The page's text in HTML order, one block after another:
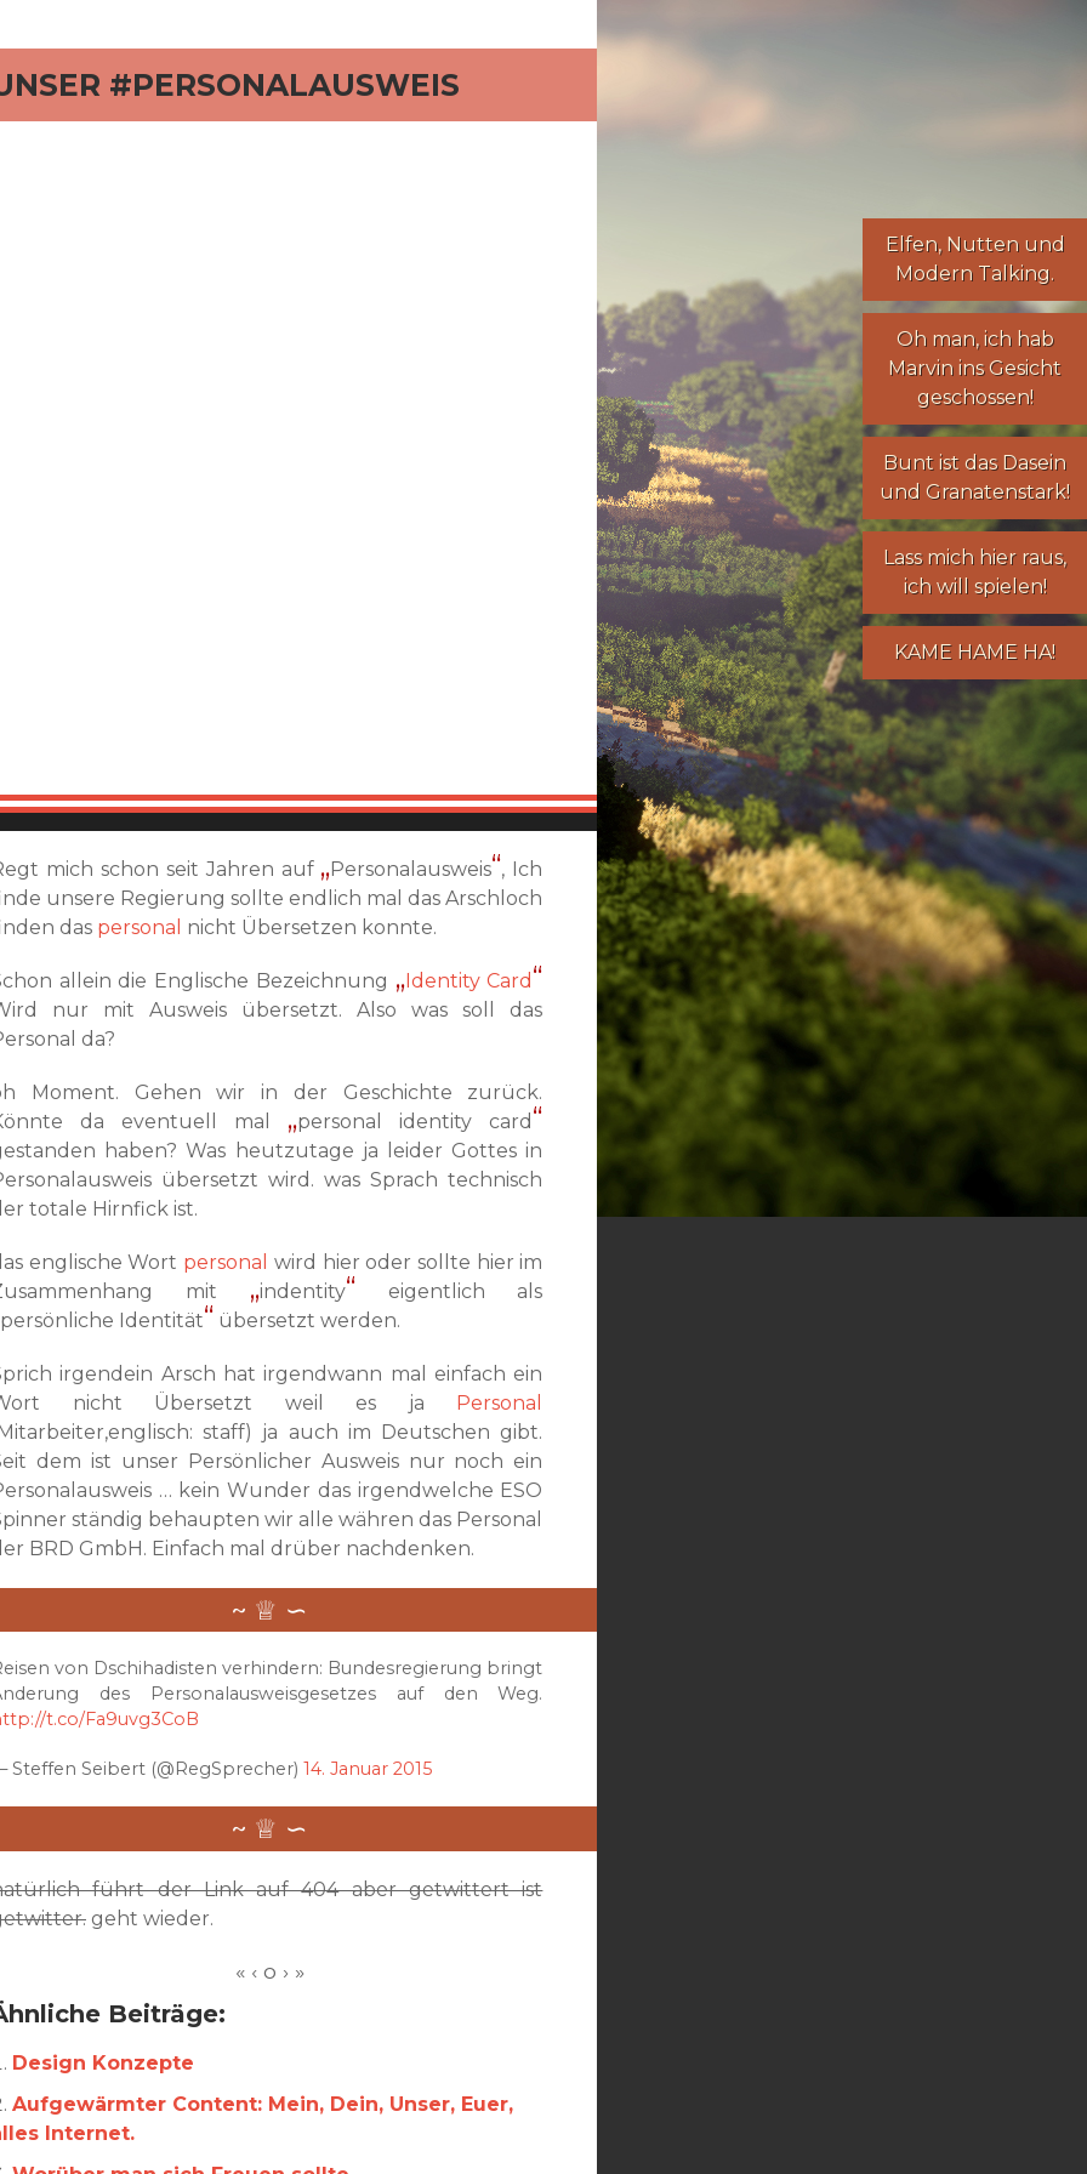
Elfen, Nuttenund
Modern Talking.
Oh man, ich hab
Marvin ins Gesicht
geschossen!
Bunt ist das Dasein
und Granatenstark!
Lass mich hier raus,
ich will spielen!
KAME HAME HA!
#PERSONALAUSWEIS
mich schon seit Jahren auf Personalausweis , Ich
unsere Regierung sollte endlich mal das Arschloch
das personal nicht Übersetzen konnte.
allein die Englische Bezeichnung
Identity Card
nur mit Ausweis übersetzt. Also was soll das
da?
Moment. Gehen wir in der Geschichte zurück.
da eventuell mal
personal identity card
haben? Was heutzutage ja leider Gottes in
übersetzt wird. was Sprach technisch
totale Hirnfick ist.
englische Wort personal wird hier oder sollte hier im
mit
indentity
eigentlich als
persönliche Identität
übersetzt werden.
irgendein Arsch hat irgendwann mal einfach ein
nicht Übersetzt weil es ja Personal
staff) ja auch im Deutschen gibt.
dem ist unser Persönlicher Ausweis nur noch ein
… kein Wunder das irgendwelche ESO
ständig behaupten wir alle währen das Personal
BRD GmbH. Einfach mal drüber nachdenken.
von Dschihadisten verhindern: Bundesregierung bringt
des Personalausweisgesetzes auf den Weg.
t.co/Fa9uvg3CoB
Steffen Seibert (@RegSprecher) 14. Januar 2015
führt der Link auf 404 aber getwittert ist
geht wieder.
Beiträge:
Design Konzepte
Aufgewärmter Content: Mein, Dein, Unser, Euer,
Internet.